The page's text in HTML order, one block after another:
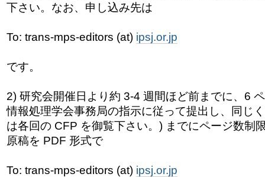
下さい。なお、申し込み先は
To: trans-mps-editors (at) ipsj.or.jp
です。
2) 研究会開催日より約 3-4 週間ほど前までに、6
情報処理学会事務局の指示に従って提出し、同じ
は各回の CFP を御覧下さい。) までにページ数制
原稿を PDF 形式で
To: trans-mps-editors (at) ipsj.or.jp